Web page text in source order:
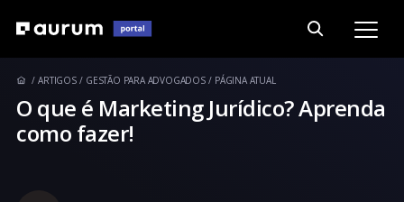
ARTIGOS GESTÃO PARA ADVOGADOS PÁGINA ATUAL
O que é Marketing Jurídico? Aprenda
como fazer!